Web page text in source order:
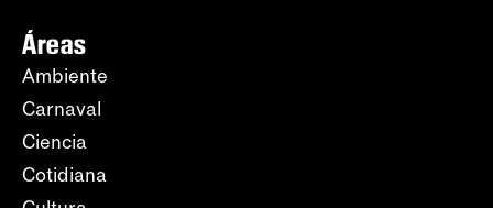
Áreas
Ambiente
Carnaval
Ciencia
Cotidiana